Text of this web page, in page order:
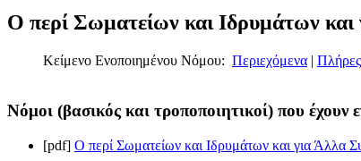
Ο περί Σωματείων και Ιδρυμάτων
Κείμενο Ενοποιημένου Νόμου: Περιεχόμενα |
Νόμοι (βασικός και τροποποιητικοί) που έχουν
[pdf] Ο περί Σωματείων και Ιδρυμάτων και για